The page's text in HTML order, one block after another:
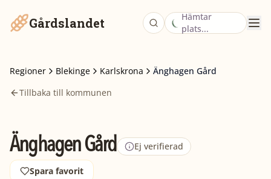
Gårdslandet
Hämtar
plats...
Regioner Blekinge Karlskrona
Änghagen Gård
Tillbaka till kommunen
Änghagen Gård Ej verifierad
Spara favorit